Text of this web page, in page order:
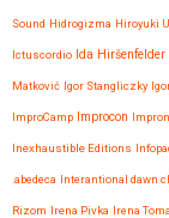
Sound Hidrogizma Hiroyuki
Ictuscordio Ida Hiršenfelder
Matković Igor Stangliczky
ImproCamp Improcon
Inexhaustible Editions
.abedeca Interantional dawn
Rizom Irena Pivka Irena